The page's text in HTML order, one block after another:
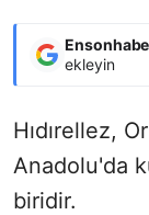
ekleyin
Hıdırellez,
Anadolu'da
biridir.